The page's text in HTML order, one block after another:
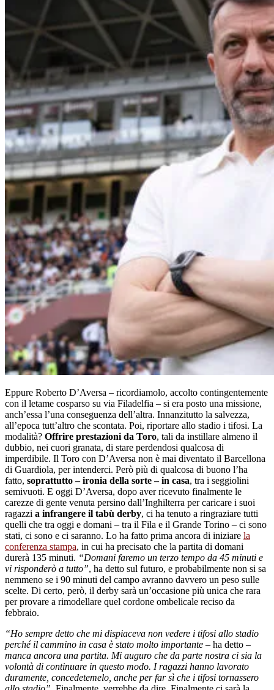
Eppure Roberto D’Aversa – ricordiamolo, accolto contingentemente
con il letame cosparso su via Filadelfia – si era posto una missione,
anch’essa l’una conseguenza dell’altra. Innanzitutto la salvezza,
all’epoca tutt’altro che scontata. Poi, riportare allo stadio i tifosi. La
modalità? Offrire prestazioni da Toro, tali da instillare almeno il
dubbio, nei cuori granata, di stare perdendosi qualcosa di
imperdibile. Il Toro con D’Aversa non è mai diventato il Barcellona
di Guardiola, per intenderci. Però più di qualcosa di buono l’ha
fatto, soprattutto – ironia della sorte – in casa, tra i seggiolini
semivuoti. E oggi D’Aversa, dopo aver ricevuto finalmente le
carezze di gente venuta persino dall’Inghilterra per caricare i suoi
ragazzi a infrangere il tabù derby, ci ha tenuto a ringraziare tutti
quelli che tra oggi e domani – tra il Fila e il Grande Torino – ci sono
stati, ci sono e ci saranno. Lo ha fatto prima ancora di iniziare la
conferenza stampa, in cui ha precisato che la partita di domani
durerà 135 minuti. “Domani faremo un terzo tempo da 45 minuti e
vi risponderò a tutto”, ha detto sul futuro, e probabilmente non si sa
nemmeno se i 90 minuti del campo avranno davvero un peso sulle
scelte. Di certo, però, il derby sarà un’occasione più unica che rara
per provare a rimodellare quel cordone ombelicale reciso da
febbraio.
“Ho sempre detto che mi dispiaceva non vedere i tifosi allo stadio
perché il cammino in casa è stato molto importante – ha detto –
manca ancora una partita. Mi auguro che da parte nostra ci sia la
volontà di continuare in questo modo. I ragazzi hanno lavorato
duramente, concedetemelo, anche per far sì che i tifosi tornassero